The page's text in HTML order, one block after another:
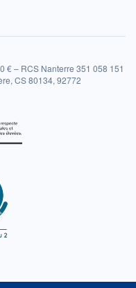
€ – RCS Nanterre 351 058 151
CS 80134, 92772